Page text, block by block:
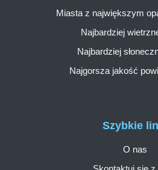
Szybkie
O nas
Miasta z największym
Najbardziej
Najbardziej
Najgorsza jakość